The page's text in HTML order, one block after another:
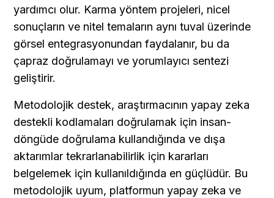
yardımcı olur. Karma yöntem projeleri, nicel
sonuçların ve nitel temaların aynı tuval üzerinde
görsel entegrasyonundan faydalanır, bu da
çapraz doğrulamayı ve yorumlayıcı sentezi
geliştirir.
Metodolojik destek, araştırmacının yapay zeka
destekli kodlamaları doğrulamak için insan-
döngüde doğrulama kullandığında ve dışa
aktarımlar tekrarlanabilirlik için kararları
belgelemek için kullanıldığında en güçlüdür. Bu
metodolojik uyum, platformun yapay zeka ve